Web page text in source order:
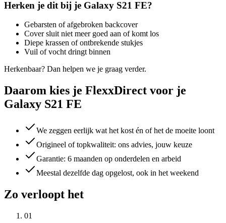
Herken je dit bij je Galaxy S21 FE?
Gebarsten of afgebroken backcover
Cover sluit niet meer goed aan of komt los
Diepe krassen of ontbrekende stukjes
Vuil of vocht dringt binnen
Herkenbaar? Dan helpen we je graag verder.
Daarom kies je FlexxDirect voor je
Galaxy S21 FE
We zeggen eerlijk wat het kost én of het de moeite loont
Origineel of topkwaliteit: ons advies, jouw keuze
Garantie: 6 maanden op onderdelen en arbeid
Meestal dezelfde dag opgelost, ook in het weekend
Zo verloopt het
01